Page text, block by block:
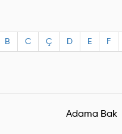
B C Ç D E F
Adama Bak